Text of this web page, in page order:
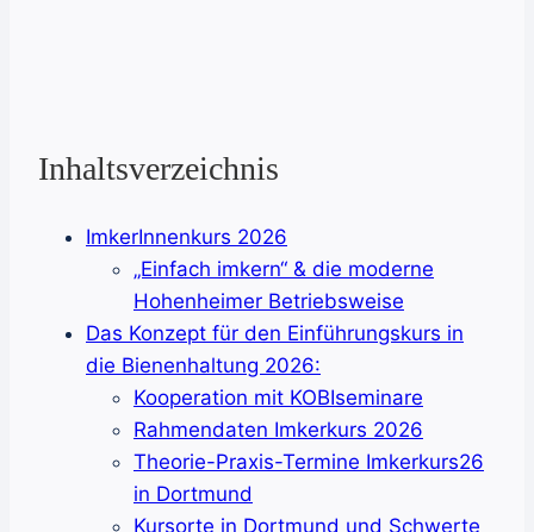
Inhaltsverzeichnis
ImkerInnenkurs 2026
„Einfach imkern“ & die moderne
Hohenheimer Betriebsweise
Das Konzept für den Einführungskurs in
die Bienenhaltung 2026:
Kooperation mit KOBIseminare
Rahmendaten Imkerkurs 2026
Theorie-Praxis-Termine Imkerkurs26
in Dortmund
Kursorte in Dortmund und Schwerte